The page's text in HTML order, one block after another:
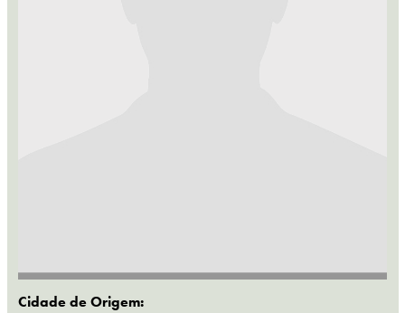
Cidade de Origem: